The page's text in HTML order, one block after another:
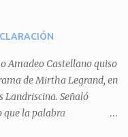
con Tatú, el armadillo.
Tui, la cotorra, deja
a los otros tres
terminan por
despavorido al verse
Amadeo Castellano quiso
de Mirtha Legrand, en
Landriscina. Señaló
que la palabra